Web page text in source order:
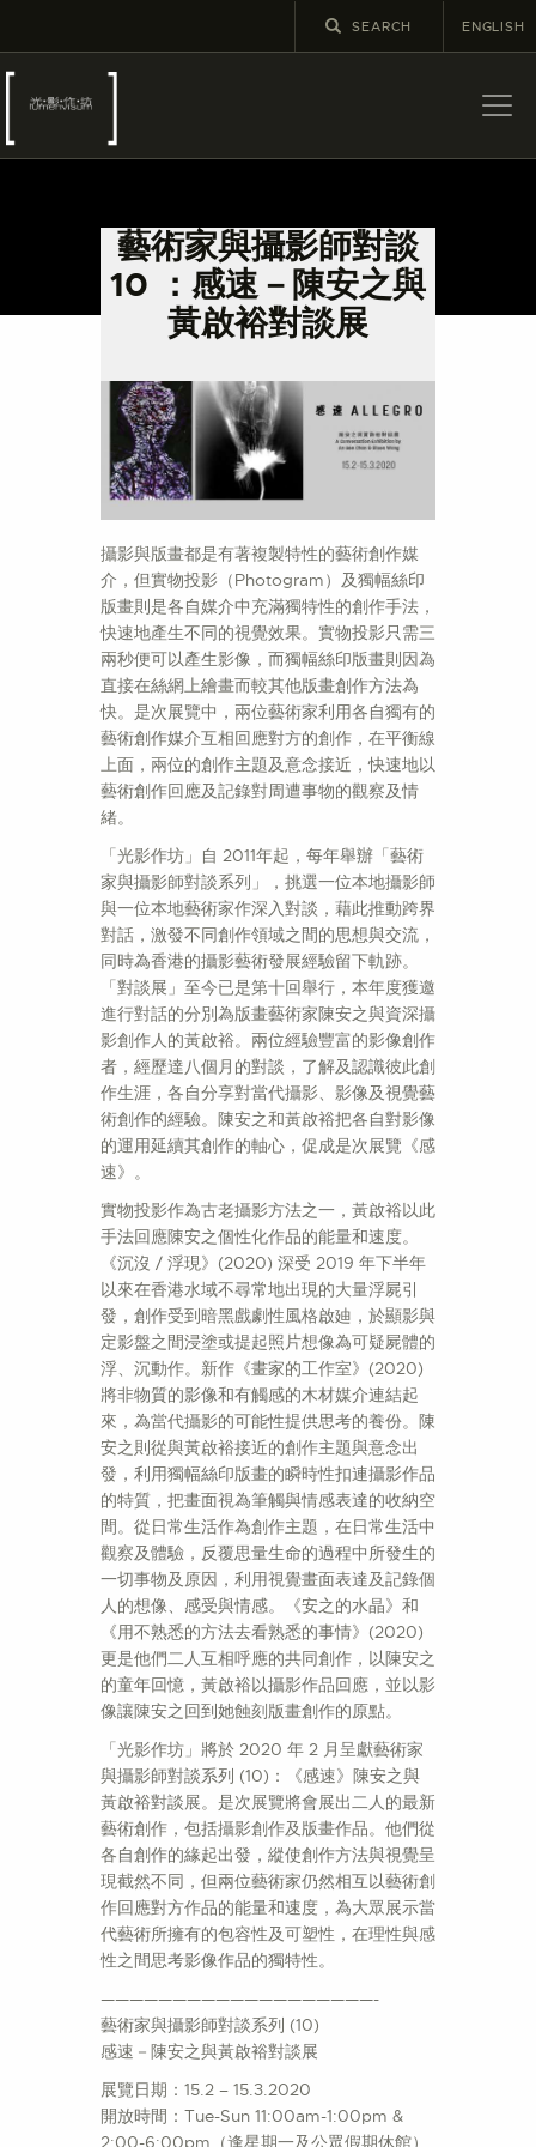
ENGLISH
藝術家與攝影師對談
10 ：感速－陳安之與
黃啟裕對談展
最新消息
展覽
教育及外展
學校課程
出版
更多攝影資訊
攝影與版畫都是有著複製特性的藝術創作媒
介，但實物投影（Photogram）及獨幅絲印
版畫則是各自媒介中充滿獨特性的創作手法，
快速地產生不同的視覺效果。實物投影只需三
兩秒便可以產生影像，而獨幅絲印版畫則因為
直接在絲網上繪畫而較其他版畫創作方法為
快。是次展覽中，兩位藝術家利用各自獨有的
藝術創作媒介互相回應對方的創作，在平衡線
上面，兩位的創作主題及意念接近，快速地以
藝術創作回應及記錄對周遭事物的觀察及情
緒。
「光影作坊」自 2011年起，每年舉辦「藝術
家與攝影師對談系列」，挑選一位本地攝影師
與一位本地藝術家作深入對談，藉此推動跨界
對話，激發不同創作領域之間的思想與交流，
同時為香港的攝影藝術發展經驗留下軌跡。
「對談展」至今已是第十回舉行，本年度獲邀
進行對話的分別為版畫藝術家陳安之與資深攝
影創作人的黃啟裕。兩位經驗豐富的影像創作
者，經歷達八個月的對談，了解及認識彼此創
作生涯，各自分享對當代攝影、影像及視覺藝
術創作的經驗。陳安之和黃啟裕把各自對影像
的運用延續其創作的軸心，促成是次展覽《感
速》。
實物投影作為古老攝影方法之一，黃啟裕以此
手法回應陳安之個性化作品的能量和速度。
《沉沒 / 浮現》(2020) 深受 2019 年下半年
以來在香港水域不尋常地出現的大量浮屍引
發，創作受到暗黑戲劇性風格啟廸，於顯影與
定影盤之間浸塗或提起照片想像為可疑屍體的
浮、沉動作。新作《畫家的工作室》(2020)
將非物質的影像和有觸感的木材媒介連結起
來，為當代攝影的可能性提供思考的養份。陳
安之則從與黃啟裕接近的創作主題與意念出
發，利用獨幅絲印版畫的瞬時性扣連攝影作品
的特質，把畫面視為筆觸與情感表達的收納空
間。從日常生活作為創作主題，在日常生活中
觀察及體驗，反覆思量生命的過程中所發生的
一切事物及原因，利用視覺畫面表達及記錄個
人的想像、感受與情感。《安之的水晶》和
《用不熟悉的方法去看熟悉的事情》(2020)
更是他們二人互相呼應的共同創作，以陳安之
的童年回憶，黃啟裕以攝影作品回應，並以影
像讓陳安之回到她蝕刻版畫創作的原點。
「光影作坊」將於 2020 年 2 月呈獻藝術家
與攝影師對談系列 (10)：《感速》陳安之與
黃啟裕對談展。是次展覽將會展出二人的最新
藝術創作，包括攝影創作及版畫作品。他們從
各自創作的緣起出發，縱使創作方法與視覺呈
現截然不同，但兩位藝術家仍然相互以藝術創
作回應對方作品的能量和速度，為大眾展示當
代藝術所擁有的包容性及可塑性，在理性與感
性之間思考影像作品的獨特性。
———————————————————-
藝術家與攝影師對談系列 (10)
感速－陳安之與黃啟裕對談展
展覽日期：15.2 – 15.3.2020
開放時間：Tue-Sun 11:00am-1:00pm &
2:00-6:00pm（逢星期一及公眾假期休館）